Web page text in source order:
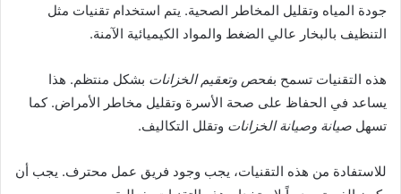
جودة المياه وتقليل المخاطر الصحية. يتم استخدام تقنيات مثل
التنظيف بالبخار عالي الضغط والمواد الكيميائية الآمنة.
هذه التقنيات تسمح بفحص وتعقيم الخزانات بشكل منتظم. هذا
يساعد في الحفاظ على صحة الأسرة وتقليل مخاطر الأمراض. كما
تسهل صيانة وصيانة الخزانات وتقلل التكاليف.
للاستفادة من هذه التقنيات، يجب وجود فريق عمل محترف. يجب أن